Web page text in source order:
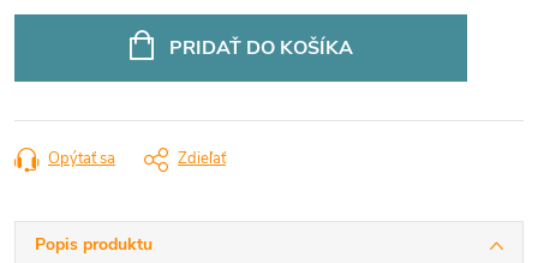
PRIDAŤ DO KOŠÍKA
Opýtať sa Zdieľať
Popis produktu